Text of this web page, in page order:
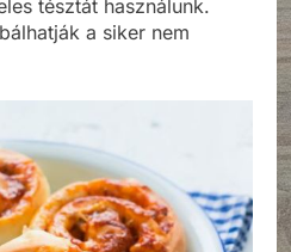
tésztát használunk.
a siker nem